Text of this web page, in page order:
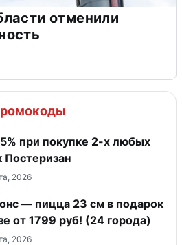
отменили
при покупке 2-х любых
Постеризан
2026
— пицца 23 см в подарок
от 1799 руб! (24 города)
2026